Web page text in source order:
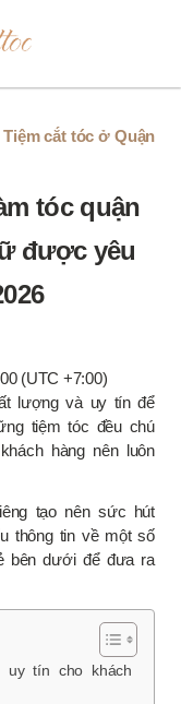
Tiệm cắt tóc ở Quận
tóc quận
được yêu
(UTC +7:00)
lượng và uy tín để
tiệm tóc đều chú
hàng nên luôn
tạo nên sức hút
thông tin về một số
bên dưới để đưa ra
uy tín cho khách